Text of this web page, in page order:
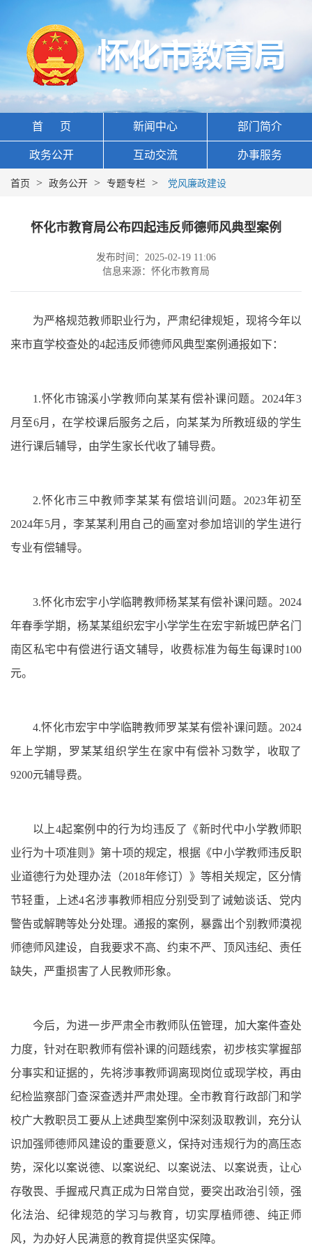
首 页 新闻中心 部门简介
政务公开 互动交流 办事服务
首页 > 政务公开 > 专题专栏 > 党风廉政建设
怀化市教育局公布四起违反师德师风典型案例
发布时间：2025-02-19 11:06
信息来源：怀化市教育局
为严格规范教师职业行为，严肃纪律规矩，现将今年以
来市直学校查处的4起违反师德师风典型案例通报如下：
1.怀化市锦溪小学教师向某某有偿补课问题。2024年3
月至6月，在学校课后服务之后，向某某为所教班级的学生
进行课后辅导，由学生家长代收了辅导费。
2.怀化市三中教师李某某有偿培训问题。2023年初至
2024年5月，李某某利用自己的画室对参加培训的学生进行
专业有偿辅导。
3.怀化市宏宇小学临聘教师杨某某有偿补课问题。2024
年春季学期，杨某某组织宏宇小学学生在宏宇新城巴萨名门
南区私宅中有偿进行语文辅导，收费标准为每生每课时100
元。
4.怀化市宏宇中学临聘教师罗某某有偿补课问题。2024
年上学期，罗某某组织学生在家中有偿补习数学，收取了
9200元辅导费。
以上4起案例中的行为均违反了《新时代中小学教师职
业行为十项准则》第十项的规定，根据《中小学教师违反职
业道德行为处理办法（2018年修订）》等相关规定，区分情
节轻重，上述4名涉事教师相应分别受到了诫勉谈话、党内
警告或解聘等处分处理。通报的案例，暴露出个别教师漠视
师德师风建设，自我要求不高、约束不严、顶风违纪、责任
缺失，严重损害了人民教师形象。
今后，为进一步严肃全市教师队伍管理，加大案件查处
力度，针对在职教师有偿补课的问题线索，初步核实掌握部
分事实和证据的，先将涉事教师调离现岗位或现学校，再由
纪检监察部门查深查透并严肃处理。全市教育行政部门和学
校广大教职员工要从上述典型案例中深刻汲取教训，充分认
识加强师德师风建设的重要意义，保持对违规行为的高压态
势，深化以案说德、以案说纪、以案说法、以案说责，让心
存敬畏、手握戒尺真正成为日常自觉，要突出政治引领，强
化法治、纪律规范的学习与教育，切实厚植师德、纯正师
风，为办好人民满意的教育提供坚实保障。